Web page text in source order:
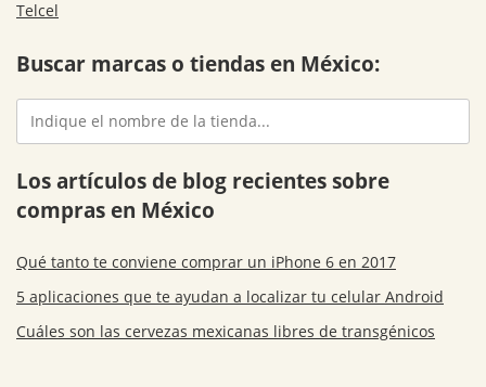
Telcel
Buscar marcas o tiendas en México:
Los artículos de blog recientes sobre
compras en México
Qué tanto te conviene comprar un iPhone 6 en 2017
5 aplicaciones que te ayudan a localizar tu celular Android
Cuáles son las cervezas mexicanas libres de transgénicos